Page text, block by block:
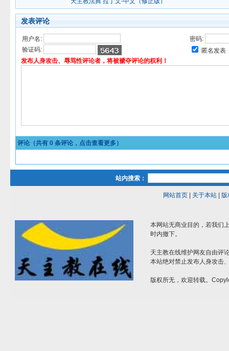
发表评论
用户名:
密码:
验证码:
匿名发表
发布人身攻击、辱骂性评论者，将被褫夺评论的权利！
评论（共有 0 条评论，点击查看更多）
站内搜索：
网站首页| 关于本站| 版
本网站无商业目的，若我们
时内撤下。
天主教在线维护网友自由评
本站绝对禁止发布人身攻击
版权所无，欢迎转载。